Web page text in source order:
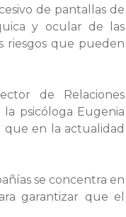
de pantallas de
y ocular de las
riesgos que pueden
de Relaciones
psicóloga Eugenia
que en la actualidad
se concentra en
garantizar que el